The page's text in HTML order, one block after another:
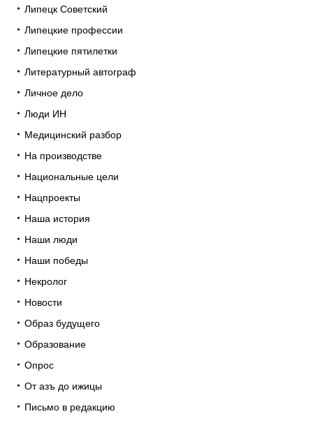
Липецк Советский
Липецкие профессии
Липецкие пятилетки
Литературный автограф
Личное дело
Люди ИН
Медицинский разбор
На производстве
Национальные цели
Нацпроекты
Наша история
Наши люди
Наши победы
Некролог
Новости
Образ будущего
Образование
Опрос
От азъ до ижицы
Письмо в редакцию